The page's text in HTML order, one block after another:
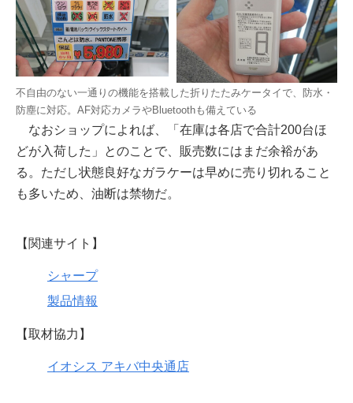
不自由のない一通りの機能を搭載した折りたたみケータイで、防水・
防塵に対応。AF対応カメラやBluetoothも備えている
なおショップによれば、「在庫は各店で合計200台ほ
どが入荷した」とのことで、販売数にはまだ余裕があ
る。ただし状態良好なガラケーは早めに売り切れること
も多いため、油断は禁物だ。
【関連サイト】
シャープ
製品情報
【取材協力】
イオシス アキバ中央通店